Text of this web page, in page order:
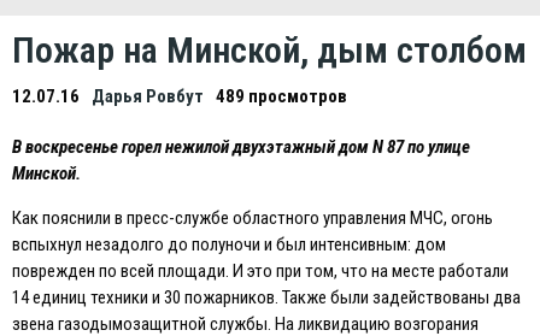
Пожар на Минской, дым столбом
12.07.16 Дарья Ровбут 489 просмотров
В воскресенье горел нежилой двухэтажный дом N 87 по улице
Минской.
Как пояснили в пресс-службе областного управления МЧС, огонь
вспыхнул незадолго до полуночи и был интенсивным: дом
поврежден по всей площади. И это при том, что на месте работали
14 единиц техники и 30 пожарников. Также были задействованы два
звена газодымозащитной службы. На ликвидацию возгорания